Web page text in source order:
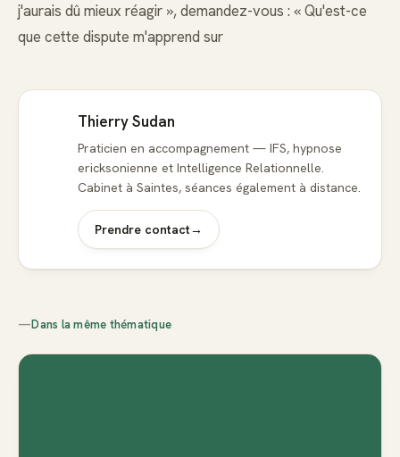
j'aurais dû mieux réagir », demandez-vous : « Qu'est-ce
que cette dispute m'apprend sur
Thierry Sudan
Praticien en accompagnement — IFS, hypnose
ericksonienne et Intelligence Relationnelle.
Cabinet à Saintes, séances également à distance.
Prendre contact→
—Dans la même thématique